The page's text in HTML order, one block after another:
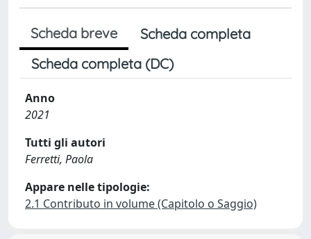
Scheda breve
Scheda completa
Scheda completa (DC)
Anno
2021
Tutti gli autori
Ferretti, Paola
Appare nelle tipologie:
2.1 Contributo in volume (Capitolo o Saggio)